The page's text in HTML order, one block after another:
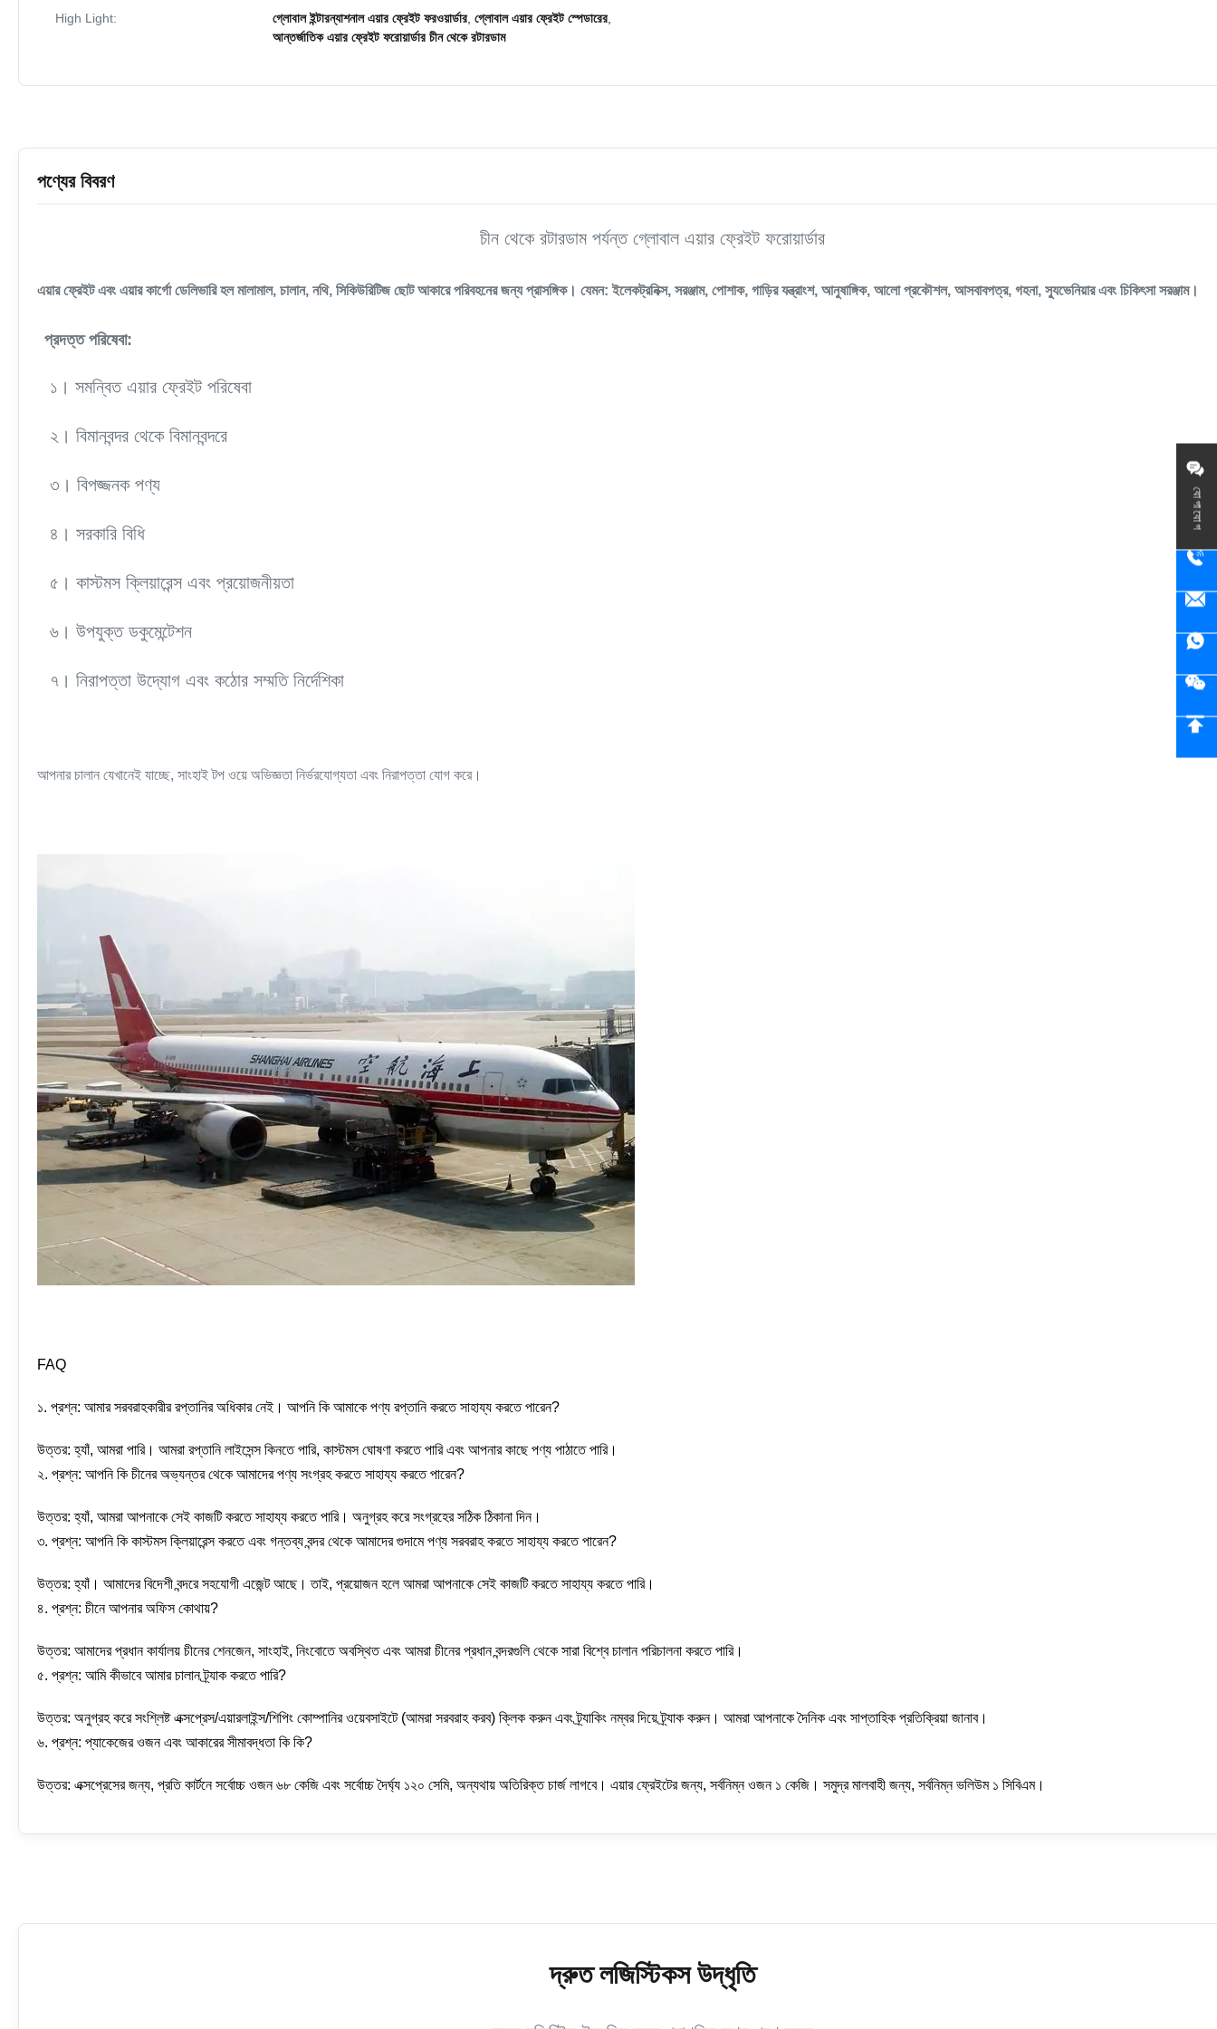
যোগাযোগ
High Light: গ্লোবাল ইন্টারন্যাশনাল এয়ার ফ্রেইট ফরওয়ার্ডার গ্লোবাল এয়ার ফ্রেইট স্পেডারের
আন্তর্জাতিক এয়ার ফ্রেইট ফরোয়ার্ডার চীন থেকে রটারডাম
পণ্যের বিবরণ
চীন থেকে রটারডাম পর্যন্ত গ্লোবাল এয়ার ফ্রেইট ফরোয়ার্ডার
এয়ার ফ্রেইট এবং এয়ার কার্গো ডেলিভারি হল মালামাল, চালান, নথি, সিকিউরিটিজ ছোট আকারে পরিবহনের জন্য প্রাসঙ্গিক। যেমন: ইলেকট্রনিক্স, সরঞ্জাম, পোশাক, গাড়ির যন্ত্রাংশ, আনুষাঙ্গিক, আলো প্রকৌশল, আসবাবপত্র, গহনা, স্যুভেনিয়ার এবং চিকিৎসা সরঞ্জাম।
প্রদত্ত পরিষেবা:
১। সমন্বিত এয়ার ফ্রেইট পরিষেবা
২। বিমানবন্দর থেকে বিমানবন্দরে
৩। বিপজ্জনক পণ্য
৪। সরকারি বিধি
৫। কাস্টমস ক্লিয়ারেন্স এবং প্রয়োজনীয়তা
৬। উপযুক্ত ডকুমেন্টেশন
৭। নিরাপত্তা উদ্যোগ এবং কঠোর সম্মতি নির্দেশিকা
আপনার চালান যেখানেই যাচ্ছে, সাংহাই টপ ওয়ে অভিজ্ঞতা নির্ভরযোগ্যতা এবং নিরাপত্তা যোগ করে।
FAQ
১. প্রশ্ন: আমার সরবরাহকারীর রপ্তানির অধিকার নেই। আপনি কি আমাকে পণ্য রপ্তানি করতে সাহায্য করতে পারেন?
উত্তর: হ্যাঁ, আমরা পারি। আমরা রপ্তানি লাইসেন্স কিনতে পারি, কাস্টমস ঘোষণা করতে পারি এবং আপনার কাছে পণ্য পাঠাতে পারি।
২. প্রশ্ন: আপনি কি চীনের অভ্যন্তর থেকে আমাদের পণ্য সংগ্রহ করতে সাহায্য করতে পারেন?
উত্তর: হ্যাঁ, আমরা আপনাকে সেই কাজটি করতে সাহায্য করতে পারি। অনুগ্রহ করে সংগ্রহের সঠিক ঠিকানা দিন।
৩. প্রশ্ন: আপনি কি কাস্টমস ক্লিয়ারেন্স করতে এবং গন্তব্য বন্দর থেকে আমাদের গুদামে পণ্য সরবরাহ করতে সাহায্য করতে পারেন?
উত্তর: হ্যাঁ। আমাদের বিদেশী বন্দরে সহযোগী এজেন্ট আছে। তাই, প্রয়োজন হলে আমরা আপনাকে সেই কাজটি করতে সাহায্য করতে পারি।
৪. প্রশ্ন: চীনে আপনার অফিস কোথায়?
উত্তর: আমাদের প্রধান কার্যালয় চীনের শেনজেন, সাংহাই, নিংবোতে অবস্থিত এবং আমরা চীনের প্রধান বন্দরগুলি থেকে সারা বিশ্বে চালান পরিচালনা করতে পারি।
৫. প্রশ্ন: আমি কীভাবে আমার চালান ট্র্যাক করতে পারি?
উত্তর: অনুগ্রহ করে সংশ্লিষ্ট এক্সপ্রেস/এয়ারলাইন্স/শিপিং কোম্পানির ওয়েবসাইটে (আমরা সরবরাহ করব) ক্লিক করুন এবং ট্র্যাকিং নম্বর দিয়ে ট্র্যাক করুন। আমরা আপনাকে দৈনিক এবং সাপ্তাহিক প্রতিক্রিয়া জানাব।
৬. প্রশ্ন: প্যাকেজের ওজন এবং আকারের সীমাবদ্ধতা কি কি?
উত্তর: এক্সপ্রেসের জন্য, প্রতি কার্টনে সর্বোচ্চ ওজন ৬৮ কেজি এবং সর্বোচ্চ দৈর্ঘ্য ১২০ সেমি, অন্যথায় অতিরিক্ত চার্জ লাগবে। এয়ার ফ্রেইটের জন্য, সর্বনিম্ন ওজন ১ কেজি। সমুদ্র মালবাহী জন্য, সর্বনিম্ন ভলিউম ১ সিবিএম।
দ্রুত লজিস্টিকস উদ্ধৃতি